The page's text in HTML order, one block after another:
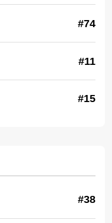
#74
#11
#15
#38